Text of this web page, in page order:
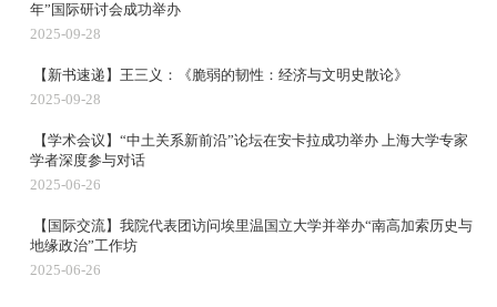
年”国际研讨会成功举办
2025-09-28
【新书速递】王三义：《脆弱的韧性：经济与文明史散论》
2025-09-28
【学术会议】“中土关系新前沿”论坛在安卡拉成功举办 上海大学专家
学者深度参与对话
2025-06-26
【国际交流】我院代表团访问埃里温国立大学并举办“南高加索历史与
地缘政治”工作坊
2025-06-26